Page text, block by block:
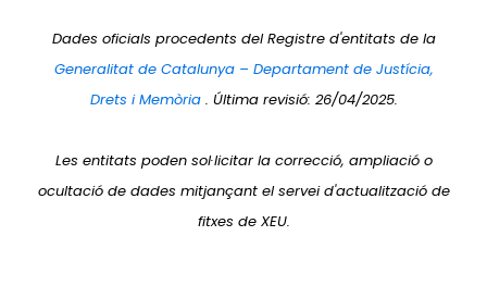
Dades oficials procedents del Registre d'entitats de la
Generalitat de Catalunya – Departament de Justícia,
Drets i Memòria . Última revisió: 26/04/2025.
Les entitats poden sol·licitar la correcció, ampliació o
ocultació de dades mitjançant el servei d'actualització de
fitxes de XEU.